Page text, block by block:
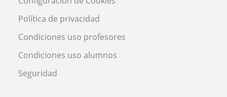
Política de privacidad
Condiciones uso profesores
Condiciones uso alumnos
Seguridad